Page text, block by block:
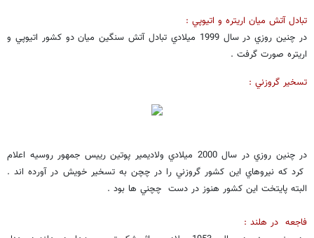
تبادل آتش ميان اريتره و اتيوپي :
در چنين روزي در سال 1999 ميلادي تبادل آتش سنگين ميان دو كشور اتيوپي و
اريتره صورت گرفت .
تسخير گروزني :
در چنين روزي در سال 2000 ميلادي ولاديمير پوتين رييس جمهور روسيه اعلام
كرد كه نيروهاي اين كشور گروزني را در چچن به تسخير خويش در آورده اند .
البته پايتخت اين كشور هنوز در دست چچني ها بود .
فاجعه در هلند :